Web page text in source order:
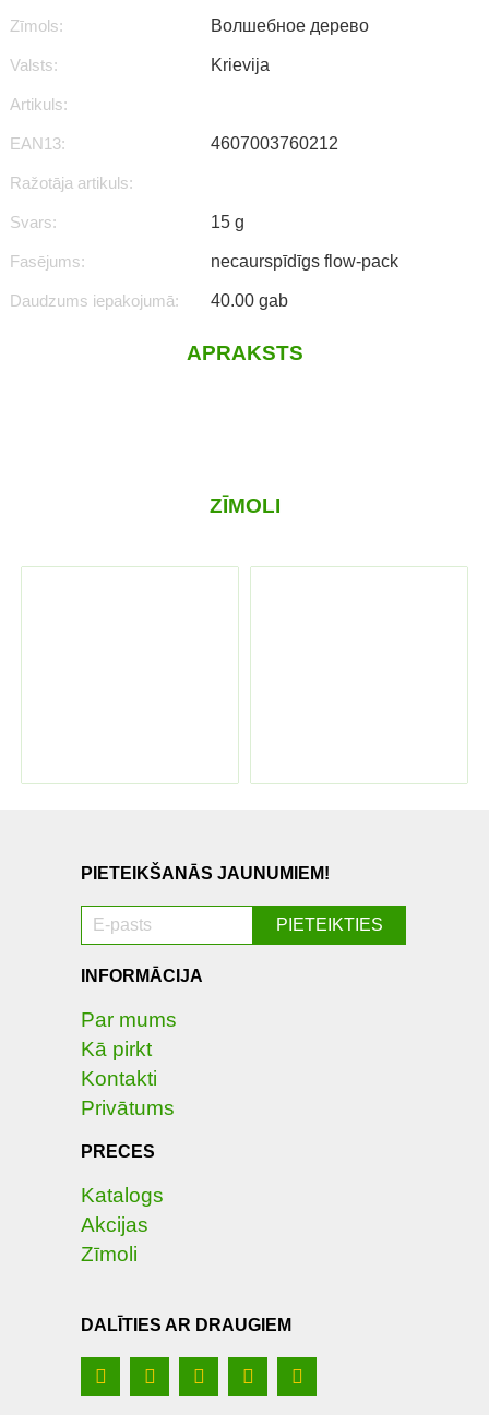
Zīmols: Волшебное дерево
Valsts: Krievija
Artikuls:
EAN13: 4607003760212
Ražotāja artikuls:
Svars: 15 g
Fasējums: necaurspīdīgs flow-pack
Daudzums iepakojumā: 40.00 gab
APRAKSTS
ZĪMOLI
PIETEIKŠANĀS JAUNUMIEM!
INFORMĀCIJA
Par mums
Kā pirkt
Kontakti
Privātums
PRECES
Katalogs
Akcijas
Zīmoli
DALĪTIES AR DRAUGIEM